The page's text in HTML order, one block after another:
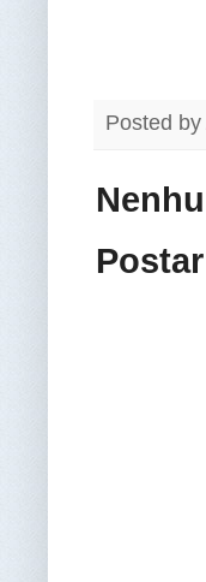
Posted by